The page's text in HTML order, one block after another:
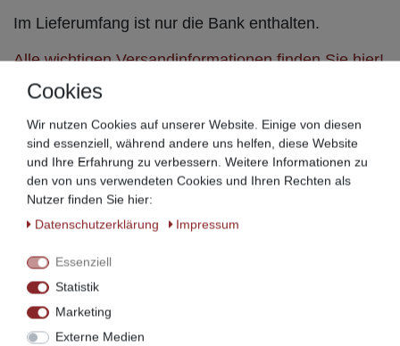
Im Lieferumfang ist nur die Bank enthalten.
Alle wichtigen Versandinformationen finden Sie hier!
Jedes Möbelstück aus Massivholz ist ein Unikat -
kein Stück Holz gleicht dem anderem.
Unebenheiten, Astansätze, die einmalige Struktur
und die individuelle Maserung machen Möbel aus
Massivholz einzigartig und unterscheidet diese von
anderen Möbeln.
Lichteinfall, die Alterung und den Gebrauch können
durchaus vorkommen.
Den Qualitätspass zu diesem Artikel finden Sie hier!
Cookies
Wir nutzen Cookies auf unserer Website. Einige von diesen
sind essenziell, während andere uns helfen, diese Website
und Ihre Erfahrung zu verbessern. Weitere Informationen zu
den von uns verwendeten Cookies und Ihren Rechten als
Nutzer finden Sie hier:
Daten­schutz­erklärung
Impressum
Essenziell
Statistik
Marketing
Externe Medien